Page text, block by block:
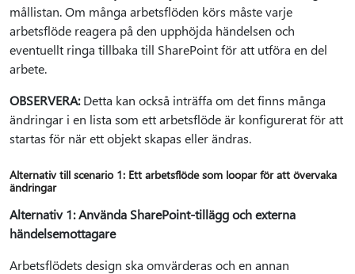
mållistan. Om många arbetsflöden körs måste varje
arbetsflöde reagera på den upphöjda händelsen och
eventuellt ringa tillbaka till SharePoint för att utföra en del
arbete.
OBSERVERA:Detta kan också inträffa om det finns många
ändringar i en lista som ett arbetsflöde är konfigurerat för att
startas för när ett objekt skapas eller ändras.
Alternativ till scenario 1: Ett arbetsflöde som loopar för att övervaka
ändringar
Alternativ 1: Använda SharePoint-tillägg och externa
händelsemottagare
Arbetsflödets design ska omvärderas och en annan